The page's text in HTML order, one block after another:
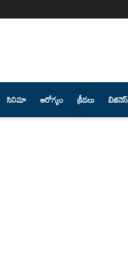
సినిమా ఆరోగ్యం క్రీడలు బిజినెస్